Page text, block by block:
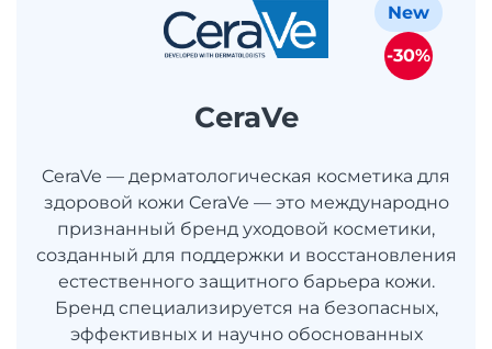
CeraVe
CeraVe — дерматологическая косметика для
здоровой кожи CeraVe — это международно
признанный бренд уходовой косметики,
созданный для поддержки и восстановления
естественного защитного барьера кожи.
Бренд специализируется на безопасных,
эффективных и научно обоснованных
New
-30%